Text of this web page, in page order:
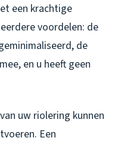
een krachtige
voordelen: de
de
en u heeft geen
uw riolering kunnen
Een